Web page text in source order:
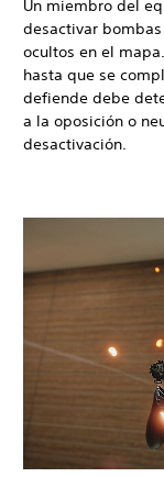
Un miembro del
desactivar
ocultos en el
hasta que se
defiende debe
a la oposición o
desactivación.